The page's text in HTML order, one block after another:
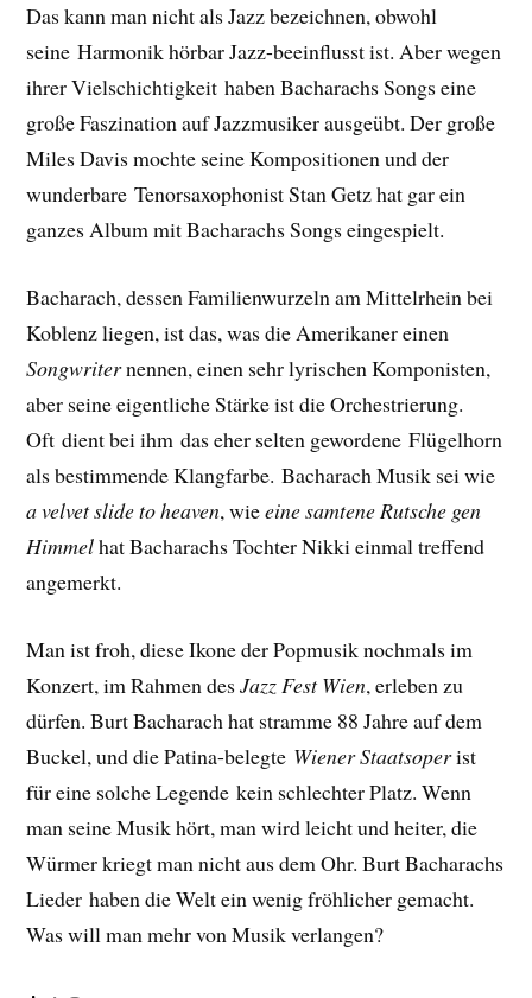
Das kann man nicht als Jazz bezeichnen, obwohl
seine Harmonik hörbar Jazz-beeinflusst ist. Aber wegen
ihrer Vielschichtigkeit haben Bacharachs Songs eine
große Faszination auf Jazzmusiker ausgeübt. Der große
Miles Davis mochte seine Kompositionen und der
wunderbare Tenorsaxophonist Stan Getz hat gar ein
ganzes Album mit Bacharachs Songs eingespielt.
Bacharach, dessen Familienwurzeln am Mittelrhein bei
Koblenz liegen, ist das, was die Amerikaner einen
Songwriternennen, einen sehr lyrischen Komponisten,
aber seine eigentliche Stärke ist die Orchestrierung.
Oft dient bei ihm das eher selten gewordene Flügelhorn
als bestimmende Klangfarbe. Bacharach Musik sei wie
a velvet slide to heaven, wieeine samtene Rutsche gen
Himmelhat Bacharachs Tochter Nikki einmal treffend
angemerkt.
Man ist froh, diese Ikone der Popmusik nochmals im
Konzert, im Rahmen desJazz Fest Wien, erleben zu
dürfen. Burt Bacharach hat stramme 88 Jahre auf dem
Buckel, und die Patina-belegte Wiener Staatsoperist
für eine solche Legende kein schlechter Platz.Wenn
man seine Musik hört, man wird leicht und heiter, die
Würmer kriegt man nicht aus dem Ohr. Burt Bacharachs
Lieder haben die Welt ein wenig fröhlicher gemacht.
Was will man mehr von Musik verlangen?